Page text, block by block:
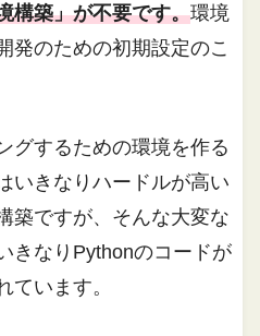
構築」が不要です。環境
発のための初期設定のこ
グするための環境を作る
いきなりハードルが高い
築ですが、そんな大変な
きなりPythonのコードが
ています。